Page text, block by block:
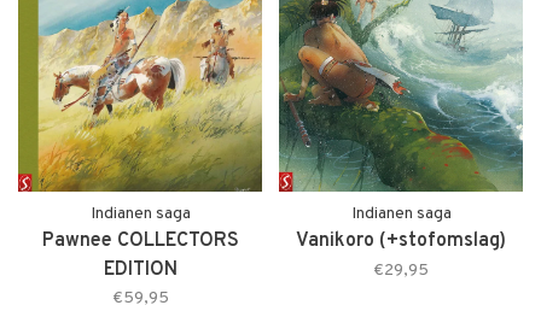
Indianen saga
Pawnee COLLECTORS
EDITION
€59,95
Indianen saga
Vanikoro (+stofomslag)
€29,95